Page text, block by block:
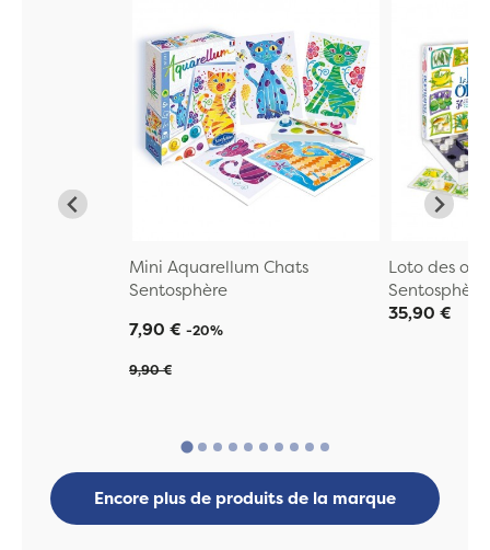
Mini Aquarellum Chats
Sentosphère
7,90 € -20%
9,90 €
Loto des
Sentosphère
35,90 €
Encore plus de produits de la marque